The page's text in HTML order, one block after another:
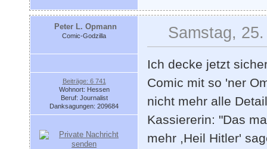
Peter L. Opmann
Comic-Godzilla
Beiträge: 6 741
Wohnort: Hessen
Beruf: Journalist
Danksagungen: 209684
Samstag,
Ich decke jetzt
Comic mit so 'ner
nicht mehr alle
Kassiererin: "Das
mehr ,Heil Hitler'